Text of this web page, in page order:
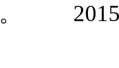
。 2015